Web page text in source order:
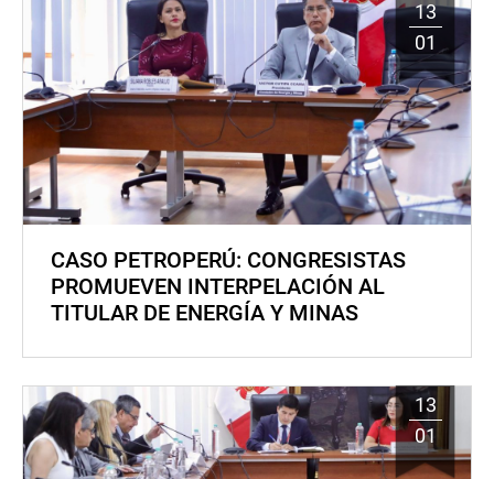
13
01
CASO PETROPERÚ: CONGRESISTAS
PROMUEVEN INTERPELACIÓN AL
TITULAR DE ENERGÍA Y MINAS
13
01